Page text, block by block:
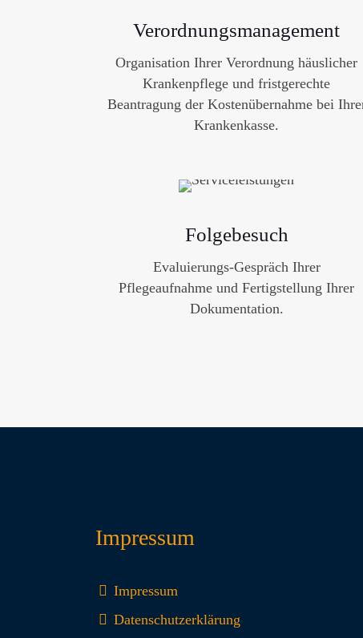
Verordnungsmanagement
Organisation Ihrer Verordnung häuslicher
Krankenpflege und fristgerechte
Beantragung der Kostenübernahme bei
Krankenkasse.
Folgebesuch
Evaluierungs-Gespräch Ihrer
Pflegeaufnahme und Fertigstellung Ihrer
Dokumentation.
Impressum
Impressum
Datenschutzerklärung